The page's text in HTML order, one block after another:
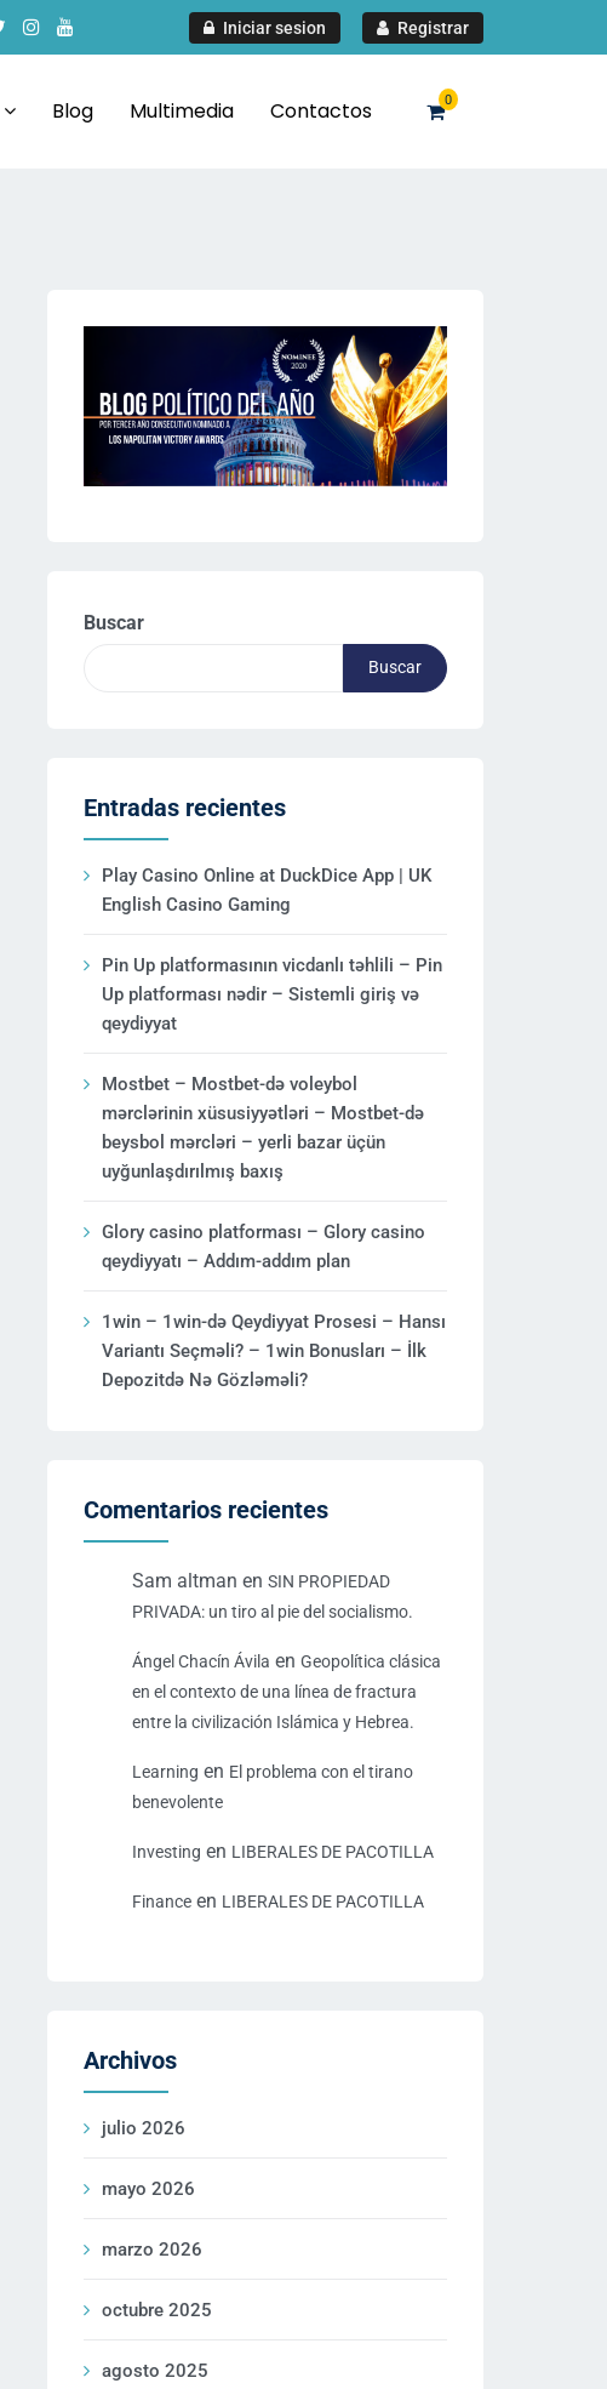
Iniciar sesion Registrar
Blog Multimedia Contactos 0
Buscar
Buscar
Entradas recientes
Play Casino Online at DuckDice App | UK
English Casino Gaming
Pin Up platformasının vicdanlı təhlili – Pin
Up platforması nədir – Sistemli giriş və
qeydiyyat
Mostbet – Mostbet-də voleybol
mərclərinin xüsusiyyətləri – Mostbet-də
beysbol mərcləri – yerli bazar üçün
uyğunlaşdırılmış baxış
Glory casino platforması – Glory casino
qeydiyyatı – Addım-addım plan
1win – 1win-də Qeydiyyat Prosesi – Hansı
Variantı Seçməli? – 1win Bonusları – İlk
Depozitdə Nə Gözləməli?
Comentarios recientes
Sam altman en SIN PROPIEDAD
PRIVADA: un tiro al pie del socialismo.
Ángel Chacín Ávila en Geopolítica clásica
en el contexto de una línea de fractura
entre la civilización Islámica y Hebrea.
Learning en El problema con el tirano
benevolente
Investing en LIBERALES DE PACOTILLA
Finance en LIBERALES DE PACOTILLA
Archivos
julio 2026
mayo 2026
marzo 2026
octubre 2025
agosto 2025